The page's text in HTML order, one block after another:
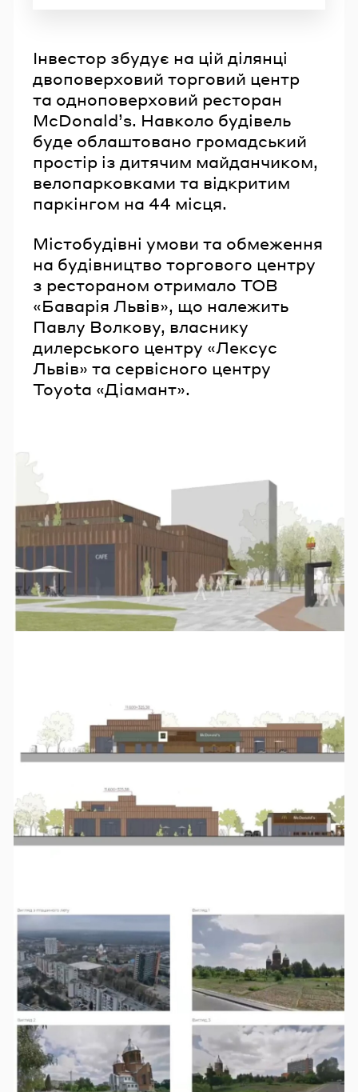
Інвестор збудує на цій ділянці
двоповерховий торговий центр
та одноповерховий ресторан
McDonald’s. Навколо будівель
буде облаштовано громадський
простір із дитячим майданчиком,
велопарковками та відкритим
паркінгом на 44 місця.
Містобудівні умови та обмеження
на будівництво торгового центру
з рестораном отримало ТОВ
«Баварія Львів», що належить
Павлу Волкову, власнику
дилерського центру «Лексус
Львів» та сервісного центру
Toyota «Діамант».